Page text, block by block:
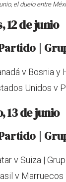
el duelo entre
12 de junio
|
v Bosnia
Unidos v
13 de junio
|
v Suiza |
v